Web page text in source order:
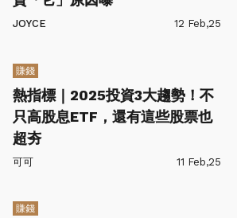
JOYCE 12 Feb,25
賺錢
熱指標｜2025投資3大趨勢！不
只高股息ETF，還有這些股票也
超夯
可可 11 Feb,25
賺錢